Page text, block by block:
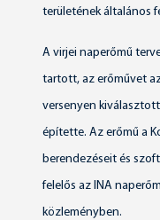
területének általános
A virjei naperőmű
tartott, az erőművet
versenyen
építette. Az erőmű a
berendezéseit és
felelős az INA
közleményben.